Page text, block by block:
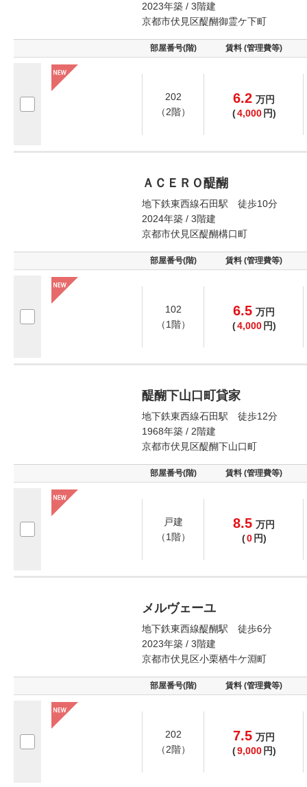
2023年築 / 3階建
京都市伏見区醍醐御霊ケ下町
部屋番号(階) 賃料 (管理費等)
202
（2階）
6.2 万円
(4,000 円)
ＡＣＥＲＯ醍醐
地下鉄東西線石田駅 徒歩10分
2024年築 / 3階建
京都市伏見区醍醐構口町
部屋番号(階) 賃料 (管理費等)
102
（1階）
6.5 万円
(4,000 円)
醍醐下山口町貸家
地下鉄東西線石田駅 徒歩12分
1968年築 / 2階建
京都市伏見区醍醐下山口町
部屋番号(階) 賃料 (管理費等)
戸建
（1階）
8.5 万円
(0 円)
メルヴェーユ
地下鉄東西線醍醐駅 徒歩6分
2023年築 / 3階建
京都市伏見区小栗栖牛ケ淵町
部屋番号(階) 賃料 (管理費等)
202
（2階）
7.5 万円
(9,000 円)